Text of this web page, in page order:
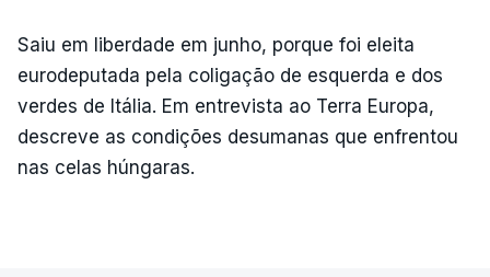
Saiu em liberdade em junho, porque foi eleita
eurodeputada pela coligação de esquerda e dos
verdes de Itália. Em entrevista ao Terra Europa,
descreve as condições desumanas que enfrentou
nas celas húngaras.